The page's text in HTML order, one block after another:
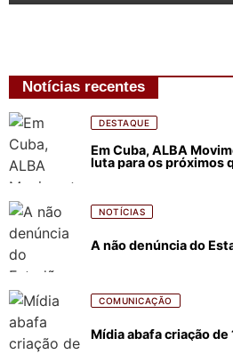
Notícias recentes
DESTAQUE
Em Cuba, ALBA
luta para os próximos
NOTÍCIAS
A não denúncia do
COMUNICAÇÃO
Mídia abafa criação